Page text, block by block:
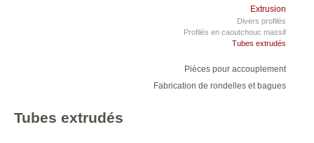
Extrusion
Divers profilés
Profilés en caoutchouc massif
Tubes extrudés
Pièces pour accouplement
Fabrication de rondelles et bagues
Tubes extrudés